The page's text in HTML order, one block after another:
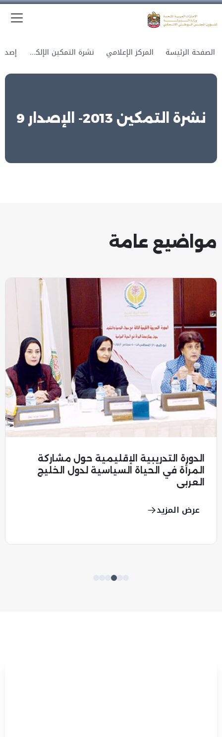
الصفحة الرئيسة المركز الإعلامي نشرة التمكين الإلكترونية
نشرة التمكين 2013- الإصدار 9
مواضيع عامة
الدورة التدريبية الإقليمية حول مشاركة
المرأة في الحياة السياسية لدول الخليج
العربي
عرض المزيد